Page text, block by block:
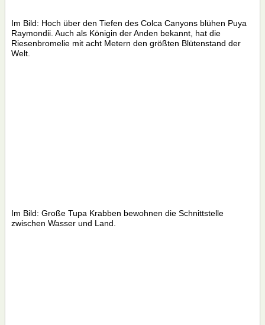
Im Bild: Hoch über den Tiefen des Colca Canyons blühen Puya
Raymondii. Auch als Königin der Anden bekannt, hat die
Riesenbromelie mit acht Metern den größten Blütenstand der
Welt.
Im Bild: Große Tupa Krabben bewohnen die Schnittstelle
zwischen Wasser und Land.